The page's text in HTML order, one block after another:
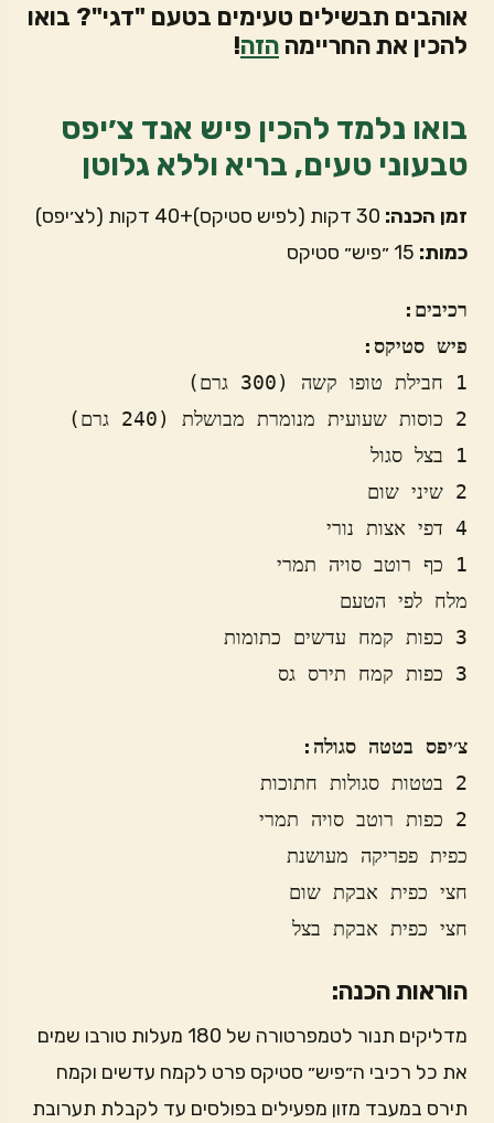
אוהבים תבשילים טעימים בטעם "דגי"? בואו
להכין את החריימה הזה!
בואו נלמד להכין פיש אנד צ׳יפס
טבעוני טעים, בריא וללא גלוטן
זמן הכנה: 30 דקות (לפיש סטיקס)+40 דקות (לצ׳יפס)
כמות: 15 ״פיש״ סטיקס
רכיבים:
פיש סטיקס:
צ׳יפס בטטה סגולה:
חצי כפית אבקת בצל
הוראות הכנה:
מדליקים תנור לטמפרטורה של 180 מעלות טורבו שמים
את כל רכיבי ה״פיש״ סטיקס פרט לקמח עדשים וקמח
תירס במעבד מזון מפעילים בפולסים עד לקבלת תערובת